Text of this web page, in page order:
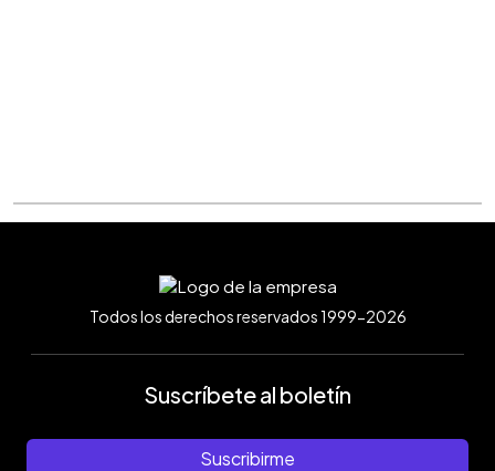
Todos los derechos reservados 1999-2026
Suscríbete al boletín
Suscribirme